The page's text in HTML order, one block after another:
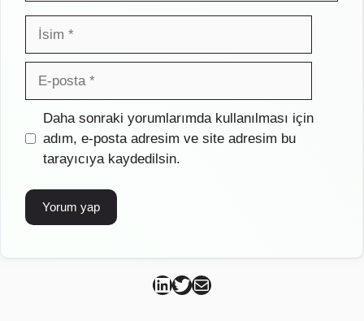
İsim
posta
İnternet
sitesi
Daha sonraki yorumlarımda kullanılması için
adım, e-posta adresim ve site adresim bu
tarayıcıya kaydedilsin.
Can Kütahya Linkedin
Can Kütahya Twitter
Can Kütahya Mail